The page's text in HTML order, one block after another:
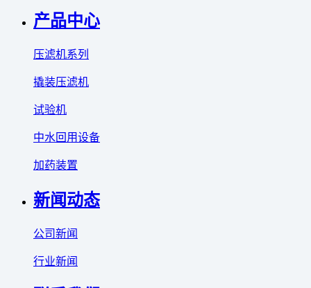
产品中心
压滤机系列
撬装压滤机
试验机
中水回用设备
加药装置
新闻动态
公司新闻
行业新闻